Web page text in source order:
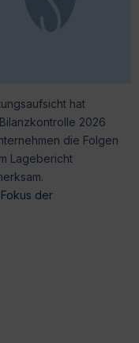
hat
2026
die Folgen
Lagebericht
der